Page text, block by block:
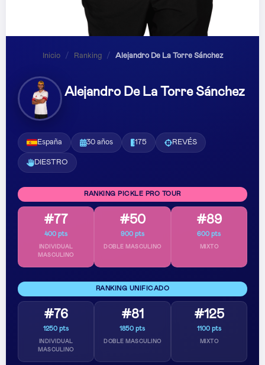
Inicio / Ranking / Alejandro De La Torre Sánchez
Alejandro De La Torre Sánchez
España 30 años 175 REVÉS
DIESTRO
RANKING PICKLE PRO TOUR
#77
400 pts
INDIVIDUAL
MASCULINO
#50
900 pts
DOBLE MASCULINO
#89
600 pts
MIXTO
RANKING UNIFICADO
#76
1250 pts
INDIVIDUAL
MASCULINO
#81
1850 pts
DOBLE MASCULINO
#125
1100 pts
MIXTO